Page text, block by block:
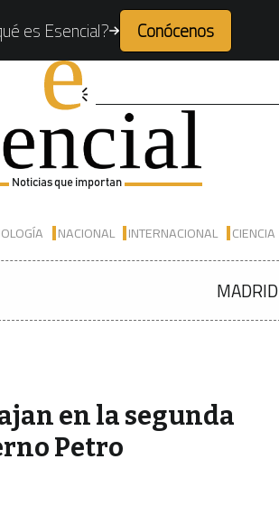
es Esencial? Conócenos
Noticias que importan
NACIONAL INTERNACIONAL CIENCIA
MADRID
en la segunda
Petro